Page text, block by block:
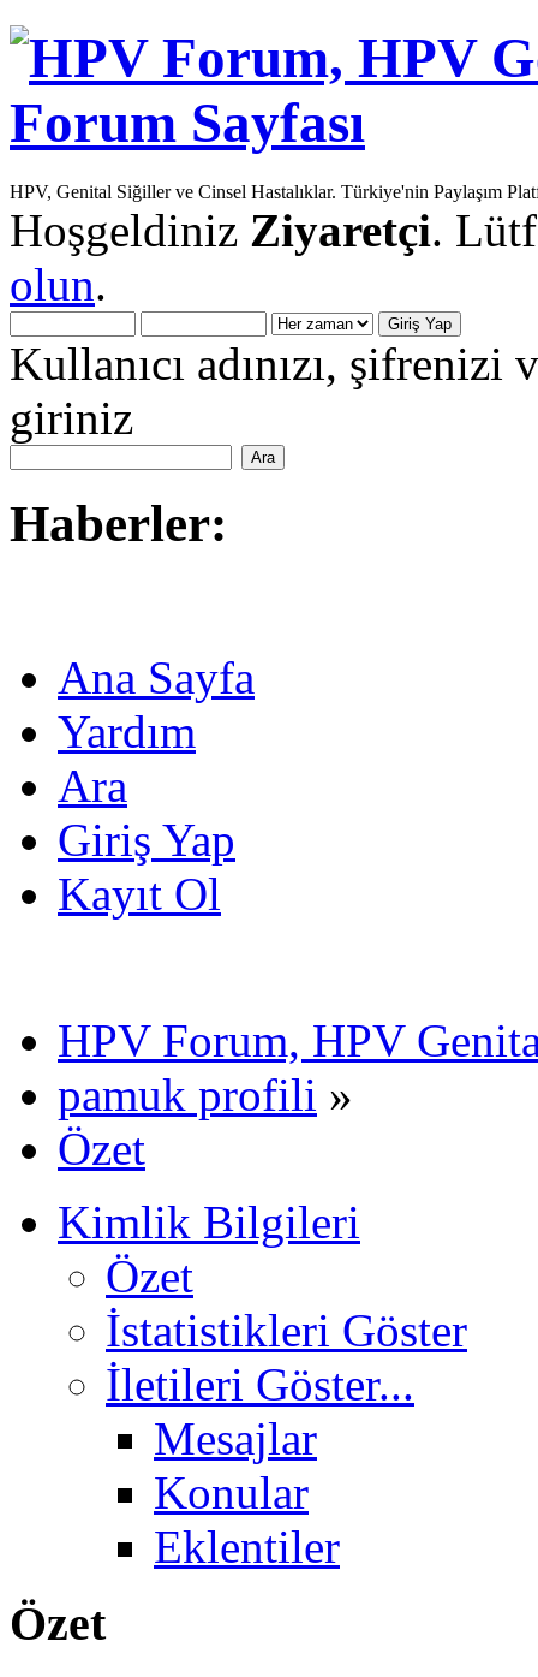
HPV, Genital Siğiller ve Cinsel Hastalıklar. Türkiye'nin Paylaşım
Hoşgeldiniz Ziyaretçi.
olun.
Kullanıcı adınızı,
giriniz
Haberler:
Ana Sayfa
Yardım
Ara
Giriş Yap
Kayıt Ol
HPV Forum, HPV
pamuk profili »
Özet
Kimlik Bilgileri
Özet
İstatistikleri Göster
İletileri Göster...
Mesajlar
Konular
Eklentiler
Özet